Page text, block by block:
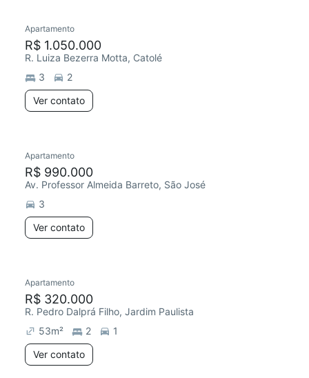
Apartamento
R$ 1.050.000
R. Luiza Bezerra Motta, Catolé
3
2
Ver contato
Apartamento
R$ 990.000
Av. Professor Almeida Barreto, São José
3
Ver contato
Redecorar
Apartamento
R$ 320.000
R. Pedro Dalprá Filho, Jardim Paulista
53m² 2
1
Ver contato